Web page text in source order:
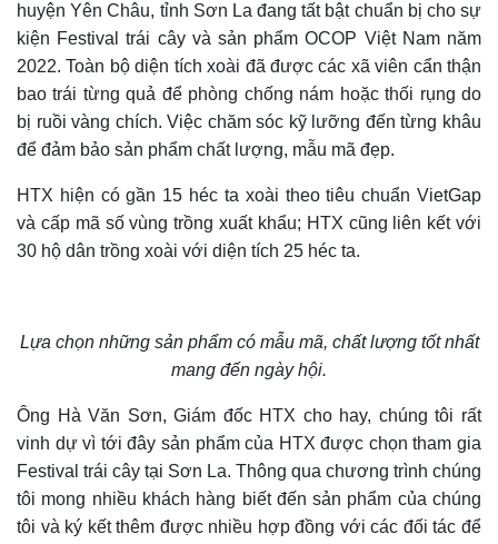
huyện Yên Châu, tỉnh Sơn La đang tất bật chuẩn bị cho sự
kiện Festival trái cây và sản phẩm OCOP Việt Nam năm
2022. Toàn bộ diện tích xoài đã được các xã viên cẩn thận
bao trái từng quả để phòng chống nám hoặc thối rụng do
bị ruồi vàng chích. Việc chăm sóc kỹ lưỡng đến từng khâu
để đảm bảo sản phẩm chất lượng, mẫu mã đẹp.
HTX hiện có gần 15 héc ta xoài theo tiêu chuẩn VietGap
và cấp mã số vùng trồng xuất khẩu; HTX cũng liên kết với
30 hộ dân trồng xoài với diện tích 25 héc ta.
Lựa chọn những sản phẩm có mẫu mã, chất lượng tốt nhất
mang đến ngày hội.
Ông Hà Văn Sơn, Giám đốc HTX cho hay, chúng tôi rất
vinh dự vì tới đây sản phẩm của HTX được chọn tham gia
Festival trái cây tại Sơn La. Thông qua chương trình chúng
tôi mong nhiều khách hàng biết đến sản phẩm của chúng
tôi và ký kết thêm được nhiều hợp đồng với các đối tác để